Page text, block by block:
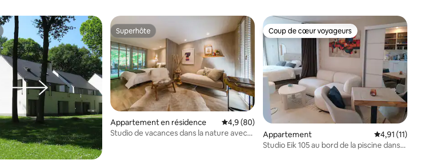
Superhôte
Superhôte
Appartement en résidence Évaluation moyenne sur la base de 80 commentaires : 4,9 sur 5
4,9 (80)
Studio de vacances dans la nature avec
Coup de cœur voyageurs
Coup de cœur voyageurs
Appartement Évaluation moyenne
4,91 (11)
Studio Eik 105 au bord de la piscine dans